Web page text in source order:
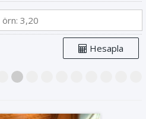
Hesapla
2